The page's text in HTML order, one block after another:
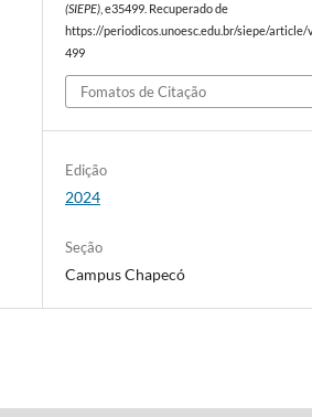
(SIEPE) , e35499. Recuperado de
https://periodicos.unoesc.edu.br/siepe/
499
Fomatos de Citação
Edição
2024
Seção
Campus Chapecó